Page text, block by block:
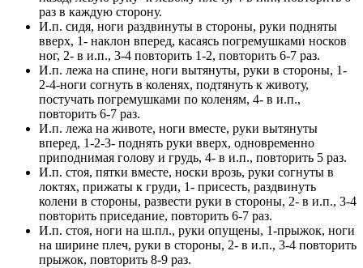
раз в каждую сторону.
И.п. сидя, ноги раздвинуты в стороны, руки подняты
вверх, 1- наклон вперед, касаясь погремушками носков
ног, 2- в и.п., 3-4 повторить 1-2, повторить 6-7 раз.
И.п. лежа на спине, ноги вытянуты, руки в стороны, 1-
2-4-ноги согнуть в коленях, подтянуть к животу,
постучать погремушками по коленям, 4- в и.п.,
повторить 6-7 раз.
И.п. лежа на животе, ноги вместе, руки вытянуты
вперед, 1-2-3- поднять руки вверх, одновременно
приподнимая голову и грудь, 4- в и.п., повторить 5 раз.
И.п. стоя, пятки вместе, носки врозь, руки согнуты в
локтях, прижаты к груди, 1- присесть, раздвинуть
колени в стороны, развести руки в стороны, 2- в и.п., 3-4
повторить приседание, повторить 6-7 раз.
И.п. стоя, ноги на ш.пл., руки опущены, 1-прыжок, ноги
на ширине плеч, руки в стороны, 2- в и.п., 3-4 повторить
прыжок, повторить 8-9 раз.